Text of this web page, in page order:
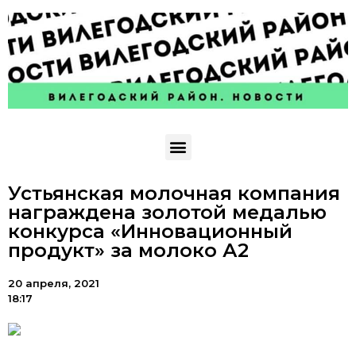
Устьянская молочная компания
награждена золотой медалью
конкурса «Инновационный
продукт» за молоко А2
20 апреля, 2021
18:17